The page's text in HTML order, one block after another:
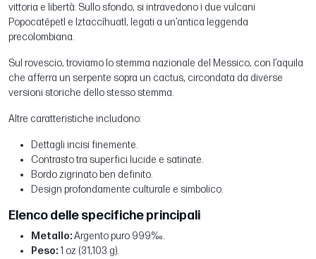
vittoria e libertà. Sullo sfondo, si intravedono i due vulcani
Popocatépetl e Iztaccíhuatl, legati a un’antica leggenda
precolombiana.
Sul rovescio, troviamo lo stemma nazionale del Messico, con l’aquila
che afferra un serpente sopra un cactus, circondata da diverse
versioni storiche dello stesso stemma.
Altre caratteristiche includono:
Dettagli incisi finemente.
Contrasto tra superfici lucide e satinate.
Bordo zigrinato ben definito.
Design profondamente culturale e simbolico.
Elenco delle specifiche principali
Metallo:Argento puro 999‰.
Peso: 1 oz (31,103 g).